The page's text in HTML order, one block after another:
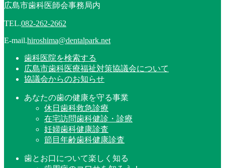
広島市歯科医師会事務局内
TEL.082-262-2662
E-mail.hiroshima@dentalpark.net
歯科医院を検索する
広島市歯科医療福祉対策協議会について
協議会からのお知らせ
あなたの歯の健康を守る事業
休日歯科救急診療
在宅訪問歯科健診・診療
妊婦歯科健康診査
節目年齢歯科健康診査
歯とお口について楽しく知る